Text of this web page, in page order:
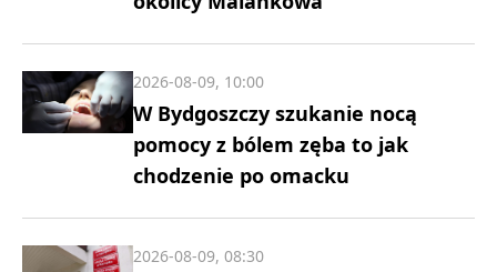
W Bydgoszczy szukanie nocą
pomocy z bólem zęba to jak
chodzenie po omacku
2026-08-09, 10:00
2026-08-09, 08:30